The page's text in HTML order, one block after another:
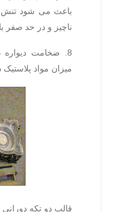
باعث می شود تنش
ناچیز و در حد صفر
8. ضخامت دیواره
میزان مواد پلاستیک
قالب دو تکه دورانی